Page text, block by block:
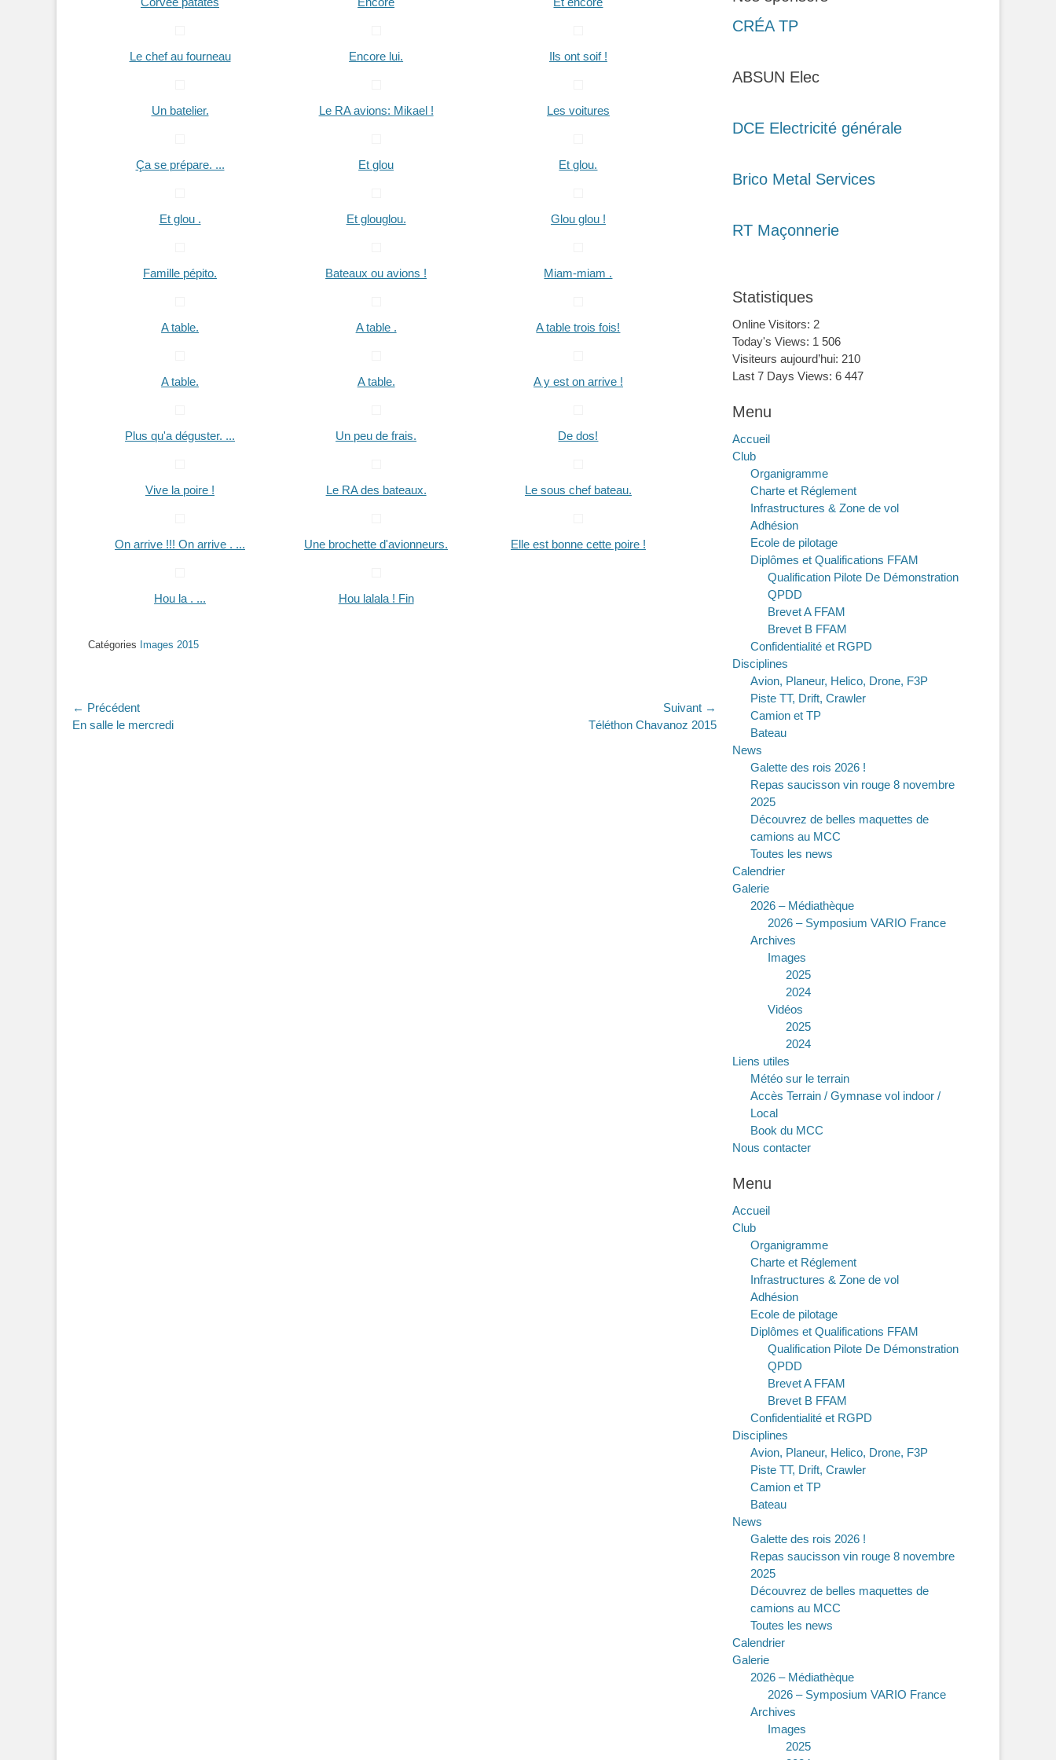
Le chef au fourneau Encore lui. Ils ont soif !
Un batelier. Le RA avions: Mikael ! Les voitures
Ça se prépare. ... Et glou Et glou.
Et glou . Et glouglou. Glou glou !
Famille pépito. Bateaux ou avions ! Miam-miam .
A table. A table . A table trois fois!
A table. A table. A y est on arrive !
Plus qu'a déguster. ... Un peu de frais. De dos!
Vive la poire ! Le RA des bateaux. Le sous chef bateau.
On arrive !!! On arrive . ... Une brochette d'avionneurs. Elle est bonne cette poire !
Hou la . ... Hou lalala ! Fin
Catégories Images 2015
Navigation
de
← Précédent
Article
En salle le mercredi
Suivant →
Téléthon Chavanoz 2015
CRÉA TP
ABSUN Elec
DCE Electricité générale
Brico Metal Services
RT Maçonnerie
Statistiques
Online Visitors: 2
Today's Views: 1 506
Visiteurs aujourd’hui: 210
Last 7 Days Views: 6 447
Menu
Accueil
Club
Organigramme
Charte et Réglement
Infrastructures & Zone de vol
Adhésion
Ecole de pilotage
Diplômes et Qualifications FFAM
Qualification Pilote De Démonstration
QPDD
Brevet A FFAM
Brevet B FFAM
Confidentialité et RGPD
Disciplines
Avion, Planeur, Helico, Drone, F3P
Piste TT, Drift, Crawler
Camion et TP
Bateau
News
Galette des rois 2026 !
Repas saucisson vin rouge 8 novembre
2025
Découvrez de belles maquettes de
camions au MCC
Toutes les news
Calendrier
Galerie
2026 – Médiathèque
2026 – Symposium VARIO France
Archives
Images
2025
2024
Vidéos
2025
2024
Liens utiles
Météo sur le terrain
Accès Terrain / Gymnase vol indoor /
Local
Book du MCC
Nous contacter
Menu
Accueil
Club
Organigramme
Charte et Réglement
Infrastructures & Zone de vol
Adhésion
Ecole de pilotage
Diplômes et Qualifications FFAM
Qualification Pilote De Démonstration
QPDD
Brevet A FFAM
Brevet B FFAM
Confidentialité et RGPD
Disciplines
Avion, Planeur, Helico, Drone, F3P
Piste TT, Drift, Crawler
Camion et TP
Bateau
News
Galette des rois 2026 !
Repas saucisson vin rouge 8 novembre
2025
Découvrez de belles maquettes de
camions au MCC
Toutes les news
Calendrier
Galerie
2026 – Médiathèque
2026 – Symposium VARIO France
Archives
Images
2025